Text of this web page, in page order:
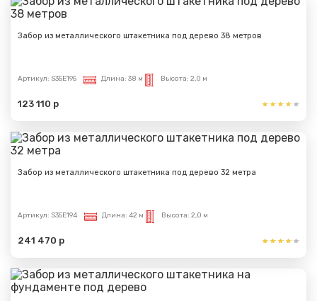
Забор из металлического штакетника под дерево 38 метров
Артикул: S35E195 Длина: 38 м Высота: 2,0 м
123 110 р
Забор из металлического штакетника под дерево 32 метра
Артикул: S35E194 Длина: 42 м Высота: 2,0 м
241 470 р